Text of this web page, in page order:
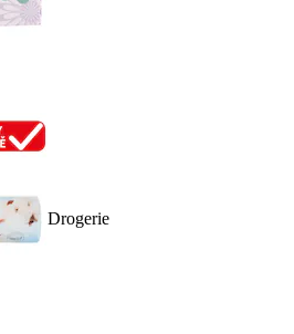
Drogerie